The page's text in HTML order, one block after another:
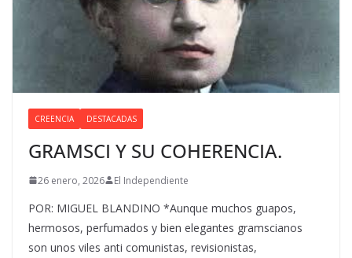
CREENCIA DESTACADAS
GRAMSCI Y SU COHERENCIA.
26 enero, 2026 El Independiente
POR: MIGUEL BLANDINO *Aunque muchos guapos,
hermosos, perfumados y bien elegantes gramscianos
son unos viles anti comunistas, revisionistas,